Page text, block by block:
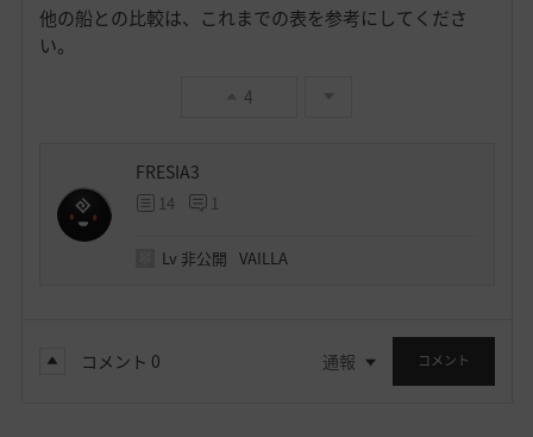
他の船との比較は、これまでの表を参考にしてくださ
い。
4
FRESIA3
14 1
Lv 非公開 VAILLA
コメント 0 通報 コメント